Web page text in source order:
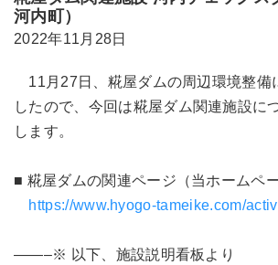
河内町）
2022年11月28日
11月27日、糀屋ダムの周辺環境整備
したので、今回は糀屋ダム関連施設に
します。
■ 糀屋ダムの関連ページ（当ホームペー
https://www.hyogo-tameike.com/
——–※ 以下、施設説明看板より